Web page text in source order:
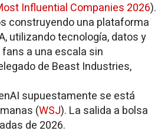
Influential Companies 2026).
construyendo una plataforma
utilizando tecnología, datos y
a una escala sin
de Beast Industries,
supuestamente se está
(WSJ). La salida a bolsa
de 2026.